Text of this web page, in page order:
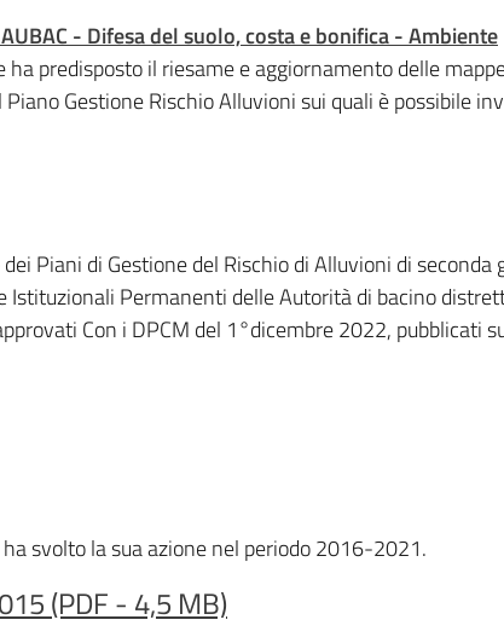
- Difesa del suolo, costa e bonifica - Ambiente
predisposto il riesame e aggiornamento delle
Gestione Rischio Alluvioni sui quali è possibile
Piani di Gestione del Rischio di Alluvioni di
Permanenti delle Autorità di bacino
Con i DPCM del 1°dicembre 2022, pubblicati
svolto la sua azione nel periodo 2016-2021.
(PDF - 4,5 MB)